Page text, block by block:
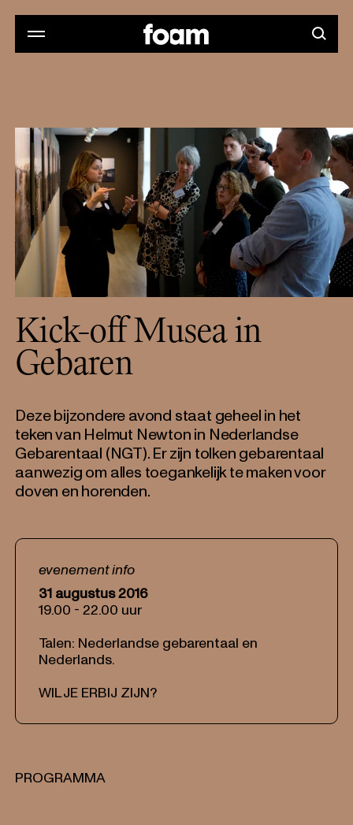
Kick-off Musea in
Gebaren
Deze bijzondere avond staat geheel in het
teken van Helmut Newton in Nederlandse
Gebarentaal (NGT). Er zijn tolken gebarentaal
aanwezig om alles toegankelijk te maken voor
doven en horenden.
evenement info
31 augustus 2016
19.00 - 22.00 uur
Talen: Nederlandse gebarentaal en
Nederlands.
WIL JE ERBIJ ZIJN?
PROGRAMMA